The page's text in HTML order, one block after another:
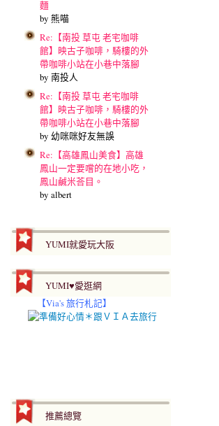
麵
by 熊喵
Re:【南投 草屯 老宅咖啡
館】映古子咖啡，騎樓的外
帶咖啡小站在小巷中落腳
by 南投人
Re:【南投 草屯 老宅咖啡
館】映古子咖啡，騎樓的外
帶咖啡小站在小巷中落腳
by 幼咪咪好友無誤
Re:【高雄鳳山美食】高雄
鳳山一定要嚐的在地小吃，
鳳山鹹米荅目。
by albert
YUMI就愛玩大阪
YUMI♥愛逛網
【Via's 旅行札記】
推薦總覽